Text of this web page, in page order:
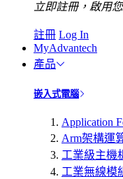
立即註冊，啟用
註冊 Log In
MyAdvantech
產品
嵌入式電腦
Application
Arm架構運
工業級主機
工業無線模